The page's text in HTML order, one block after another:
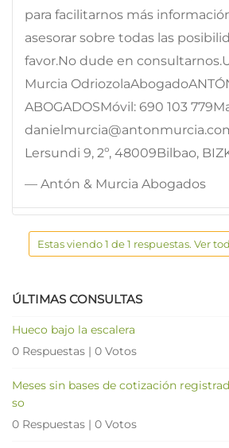
para facilitarnos más
asesorar sobre todas las
favor.No dude en
Murcia
ABOGADOSMóvil: 690 103
Lersundi 9, 2º, 48009Bilbao,
— Antón & Murcia Abogados
Estas viendo 1 de 1 respuestas. Ver
ÚLTIMAS CONSULTAS
Hueco bajo la escalera
0 Respuestas | 0 Votos
Meses sin bases de cotización
so
0 Respuestas | 0 Votos